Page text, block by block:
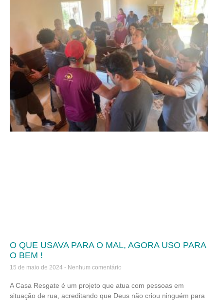
O QUE USAVA PARA O MAL, AGORA USO PARA
O BEM !
15 de maio de 2024 Nenhum comentário
A Casa Resgate é um projeto que atua com pessoas em
situação de rua, acreditando que Deus não criou ninguém para